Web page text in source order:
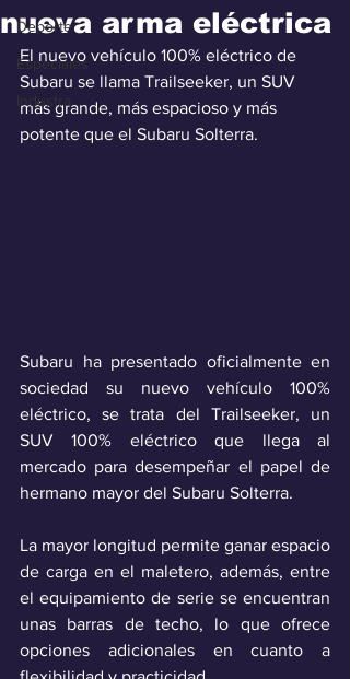
Deporte
Especiales
Industra
nueva arma eléctrica
El nuevo vehículo 100% eléctrico de
Subaru se llama Trailseeker, un SUV
más grande, más espacioso y más
potente que el Subaru Solterra.
Subaru ha presentado oficialmente en
sociedad su nuevo vehículo 100%
eléctrico, se trata del Trailseeker, un
SUV 100% eléctrico que llega al
mercado para desempeñar el papel de
hermano mayor del Subaru Solterra.
La mayor longitud permite ganar espacio
de carga en el maletero, además, entre
el equipamiento de serie se encuentran
unas barras de techo, lo que ofrece
opciones adicionales en cuanto a